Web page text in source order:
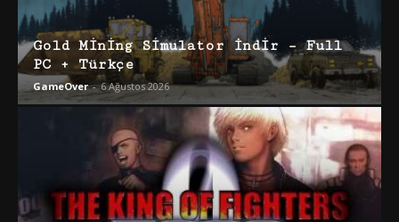
Gold Mining Simulator İndir – Full
PC + Türkçe
GameOver - 6 Ağustos 2026